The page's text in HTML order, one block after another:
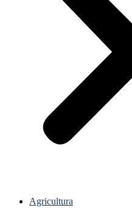
Agricultura